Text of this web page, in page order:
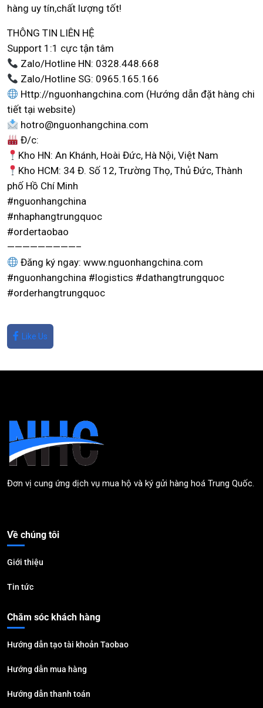
hàng uy tín,chất lượng tốt!
THÔNG TIN LIÊN HỆ
Support 1:1 cực tận tâm
Zalo/Hotline HN: 0328.448.668
Zalo/Hotline SG: 0965.165.166
Http://nguonhangchina.com (Hướng dẫn đặt hàng chi
tiết tại website)
hotro@nguonhangchina.com
Đ/c:
Kho HN: An Khánh, Hoài Đức, Hà Nội, Việt Nam
Kho HCM: 34 Đ. Số 12, Trường Thọ, Thủ Đức, Thành
phố Hồ Chí Minh
#nguonhangchina
#nhaphangtrungquoc
#ordertaobao
—————————–
Đăng ký ngay: www.nguonhangchina.com
#nguonhangchina #logistics #dathangtrungquoc
#orderhangtrungquoc
Like Us
Đơn vị cung ứng dịch vụ mua hộ và ký gửi hàng hoá Trung Quốc.
Về chúng tôi
Giới thiệu
Tin tức
Chăm sóc khách hàng
Hướng dẫn tạo tài khoản Taobao
Hướng dẫn mua hàng
Hướng dẫn thanh toán